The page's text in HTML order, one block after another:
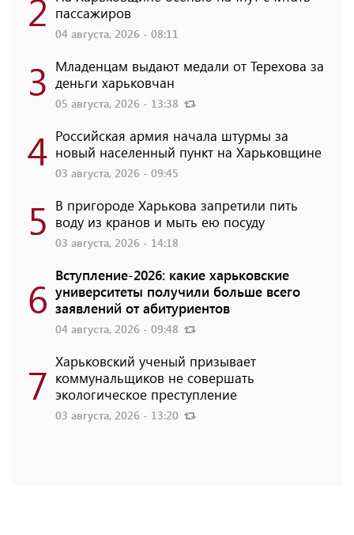
2 пассажиров
04 августа, 2026 - 08:11
3 Младенцам выдают медали от Терехова за
деньги харьковчан
05 августа, 2026 - 13:38
4 Российская армия начала штурмы за
новый населенный пункт на Харьковщине
03 августа, 2026 - 09:45
5 В пригороде Харькова запретили пить
воду из кранов и мыть ею посуду
03 августа, 2026 - 14:18
6 Вступление-2026: какие харьковские
университеты получили больше всего
заявлений от абитуриентов
04 августа, 2026 - 09:48
7 Харьковский ученый призывает
коммунальщиков не совершать
экологическое преступление
03 августа, 2026 - 13:20